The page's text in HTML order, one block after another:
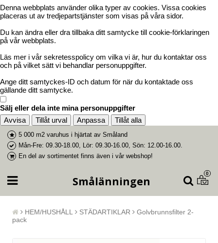
Denna webbplats använder olika typer av cookies. Vissa cookies
placeras ut av tredjepartstjänster som visas på våra sidor.
Du kan ändra eller dra tillbaka ditt samtycke till cookie-förklaringen
på vår webbplats.
Läs mer i vår sekretesspolicy om vilka vi är, hur du kontaktar oss
och på vilket sätt vi behandlar personuppgifter.
Ange ditt samtyckes-ID och datum för när du kontaktade oss
gällande ditt samtycke.
Sälj eller dela inte mina personuppgifter
Avvisa
Tillåt urval Anpassa Tillåt alla
5 000 m2 varuhus i hjärtat av Småland
Mån-Fre: 09.30-18.00, Lör: 09.30-16.00, Sön: 12.00-16.00.
En del av sortimentet finns även i vår webshop!
Smålänningen
0
HEM/HUSHÅLL STÄDARTIKLAR
Golvbrunnsfilter 2-
pack